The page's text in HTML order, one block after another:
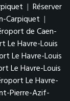
| Réserver
Carpiquet |
de Caen-
Le Havre-Louis
Le Havre-Louis
Le Havre-Louis
Le Havre-
Pierre-Azif-